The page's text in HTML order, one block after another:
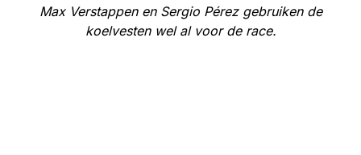
Max Verstappen en Sergio Pérez gebruiken de
koelvesten wel al voor de race.